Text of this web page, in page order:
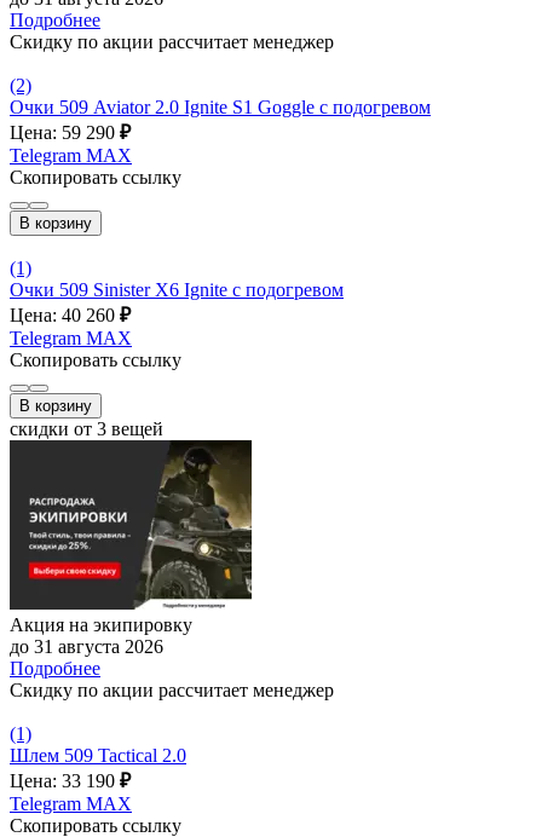
Подробнее
Скидку по акции рассчитает менеджер
(2)
Очки 509 Aviator 2.0 Ignite S1 Goggle с подогревом
Цена: 59 290 ₽
Telegram MAX
Скопировать ссылку
В корзину
(1)
Очки 509 Sinister X6 Ignite с подогревом
Цена: 40 260 ₽
Telegram MAX
Скопировать ссылку
В корзину
скидки от 3 вещей
Акция на экипировку
до 31 августа 2026
Подробнее
Скидку по акции рассчитает менеджер
(1)
Шлем 509 Tactical 2.0
Цена: 33 190 ₽
Telegram MAX
Скопировать ссылку